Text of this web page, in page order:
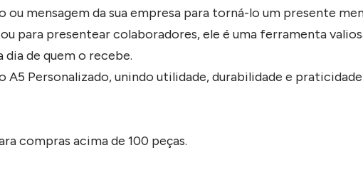
mensagem da sua empresa para torná-lo um presente
para presentear colaboradores, ele é uma ferramenta
de quem o recebe.
A5 Personalizado, unindo utilidade, durabilidade e
compras acima de 100 peças.